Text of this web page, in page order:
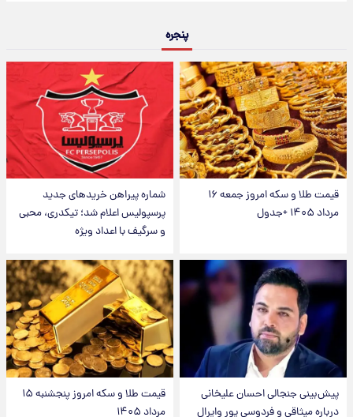
پنجره
قیمت طلا و سکه امروز جمعه ۱۶
مرداد ۱۴۰۵ +جدول
شماره پیراهن خریدهای جدید
پرسپولیس اعلام شد؛ تیکدری، محبی
و سرگیف با اعداد ویژه
پیش‌بینی جنجالی احسان علیخانی
درباره میثاقی و فردوسی پور وایرال
قیمت طلا و سکه امروز پنجشنبه ۱۵
مرداد ۱۴۰۵